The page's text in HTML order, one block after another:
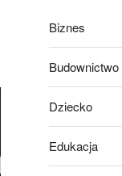
Biznes
Budownictwo
Dziecko
Edukacja